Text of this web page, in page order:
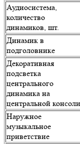
Аудиосистема,
количество
динамиков, шт.
Динамик в
подголовнике
Декоративная
подсветка
центрального
динамика на
центральной консоли
Наружное
музыкальное
приветствие